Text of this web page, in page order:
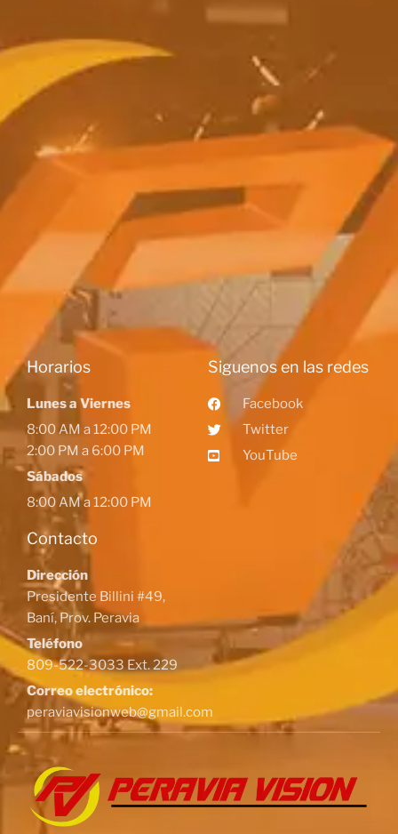
Horarios
Lunes a Viernes
8:00 AM a 12:00 PM
2:00 PM a 6:00 PM
Sábados
8:00 AM a 12:00 PM
Contacto
Dirección
Presidente Billini #49,
Baní, Prov. Peravia
Teléfono
809-522-3033 Ext. 229
Correo electrónico:
peraviavisionweb@gmail.com
Siguenos en las redes
Facebook
Twitter
YouTube